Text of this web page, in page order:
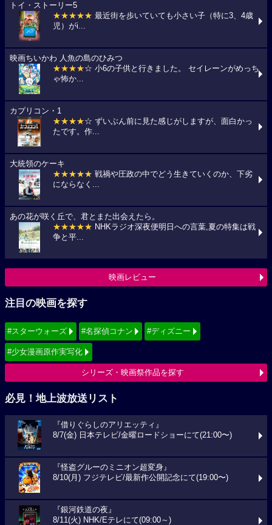
トイ・ストーリー5
★★★★★ 最近街を歩いていても小さい子（特に3、4歳
児）がi...
映画ちいかわ 人魚の島のひみつ
★★★★☆ 小6の子供と行きました。 セイレーンがめっち
ゃ怖か...
カプリコン・1
★★★★☆ ずいぶん前に見た感じがしますが、面白かっ
たです。作...
大統領のケーキ
★★★★★ 戦禍や圧政の中でどう生きていくのか、下劣
にならなく...
あの花が咲く丘で、君とまた出会えたら。
★★★★★ NHKラジオ深夜便明日への言葉,夏の特集は戦
争と平...
映画レビュー
注目の映画を探す
#スターウォーズ #名探偵コナン #ディズニー
#少女漫画原作実写化
シリーズ・映画祭作品を探す
必見！地上波放送リスト
『借りぐらしのアリエッティ』
8/7(金) 日本テレビ/金曜ロードショーにて(21:00〜)
『怪盗グルーのミニオン超変身』
8/10(月) フジテレビ/最新作公開記念にて(19:00〜)
『銀河鉄道の夜』
8/11(火) NHK/Eテレにて(09:00～)